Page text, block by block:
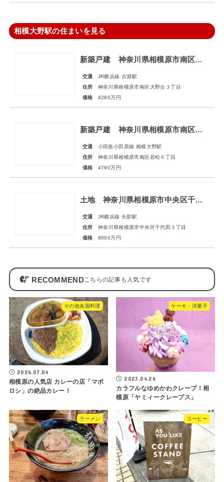
相模大野駅の住まいを見る
新築戸建 神奈川県相模原市南区大野台３丁目
交通
JR横浜線 古淵駅
住所
神奈川県相模原市南区大野台３丁目
価格
4280万円
新築戸建 神奈川県相模原市南区若松６丁目
交通
小田急小田原線 相模大野駅
住所
神奈川県相模原市南区若松６丁目
価格
4790万円
土地 神奈川県相模原市中央区千代田３丁目
交通
JR横浜線 矢部駅
住所
神奈川県相模原市中央区千代田３丁目
価格
8000万円
RECOMMEND
その他各国料理
2026.07.04
相模原の人気店 カレーの店「マボ
ロシ」の絶品カレー！
ケーキ・洋菓子
2023.04.26
カラフルなゆめかわクレープ！相
模原「ヤミィークレープス」
ラーメン コーヒー